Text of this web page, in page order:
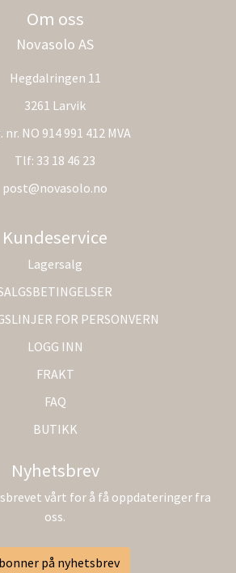
Om oss
Novasolo AS
Hegdalringen 11
3261 Larvik
nr. NO 914 991 412 MVA
Tlf: 33 18 46 23
post@novasolo.no
Kundeservice
Lagersalg
FOR PERSONVERN
LOGG INN
FRAKT
FAQ
BUTIKK
Nyhetsbrev
vårt for å få oppdateringer fra
oss.
på nyhetsbrev